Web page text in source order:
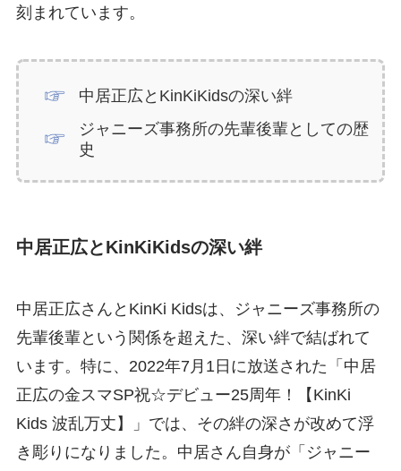
刻まれています。
中居正広とKinKiKidsの深い絆
ジャニーズ事務所の先輩後輩としての歴
史
中居正広とKinKiKidsの深い絆
中居正広さんとKinKi Kidsは、ジャニーズ事務所の
先輩後輩という関係を超えた、深い絆で結ばれて
います。特に、2022年7月1日に放送された「中居
正広の金スマSP祝☆デビュー25周年！【KinKi
Kids 波乱万丈】」では、その絆の深さが改めて浮
き彫りになりました。中居さん自身が「ジャニー